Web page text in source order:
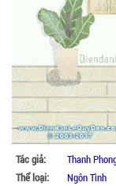
Tác giả:
Thanh
Thể loại:
Ngôn Tình